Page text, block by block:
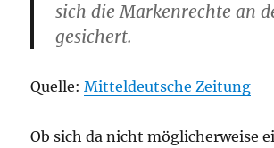
sich die Markenrechte an
gesichert.
Quelle:Mitteldeutsche Zeitung
Ob sich da nicht möglicherweise